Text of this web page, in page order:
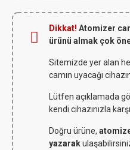
Dikkat! Atomizer
ürünü almak çok
Sitemizde yer alan
camın uyacağı
Lütfen açıklamada
kendi cihazınızla
Doğru ürüne,
yazarak